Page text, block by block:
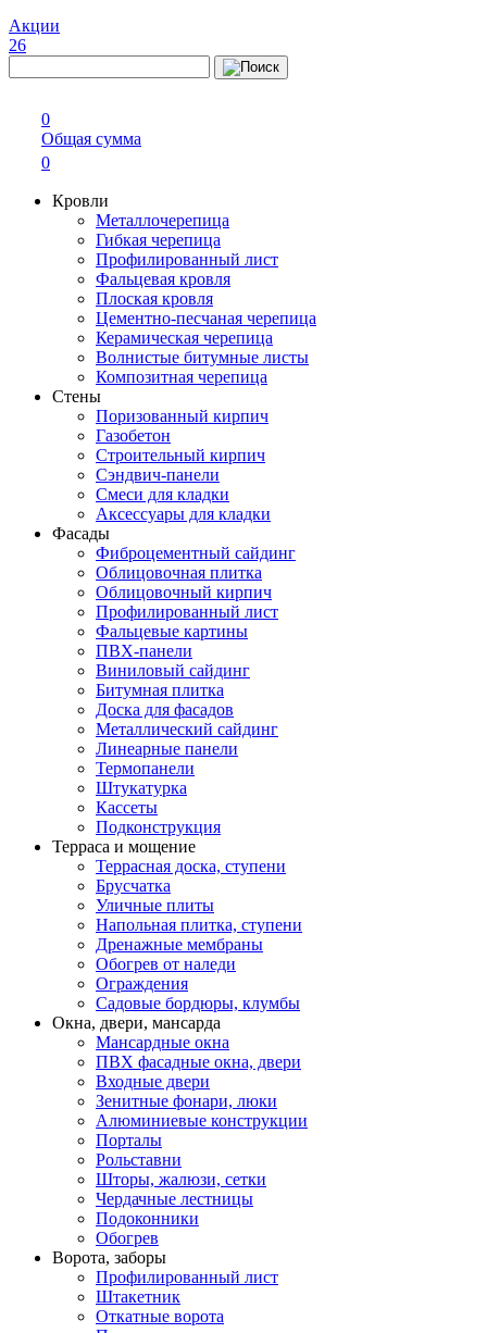
Акции
26
0
Общая сумма
0
Кровли
Металлочерепица
Гибкая черепица
Профилированный лист
Фальцевая кровля
Плоская кровля
Цементно-песчаная черепица
Керамическая черепица
Волнистые битумные листы
Композитная черепица
Стены
Поризованный кирпич
Газобетон
Строительный кирпич
Сэндвич-панели
Смеси для кладки
Аксессуары для кладки
Фасады
Фиброцементный сайдинг
Облицовочная плитка
Облицовочный кирпич
Профилированный лист
Фальцевые картины
ПВХ-панели
Виниловый сайдинг
Битумная плитка
Доска для фасадов
Металлический сайдинг
Линеарные панели
Термопанели
Штукатурка
Кассеты
Подконструкция
Терраса и мощение
Террасная доска, ступени
Брусчатка
Уличные плиты
Напольная плитка, ступени
Дренажные мембраны
Обогрев от наледи
Ограждения
Садовые бордюры, клумбы
Окна, двери, мансарда
Мансардные окна
ПВХ фасадные окна, двери
Входные двери
Зенитные фонари, люки
Алюминиевые конструкции
Порталы
Рольставни
Шторы, жалюзи, сетки
Чердачные лестницы
Подоконники
Обогрев
Ворота, заборы
Профилированный лист
Штакетник
Откатные ворота